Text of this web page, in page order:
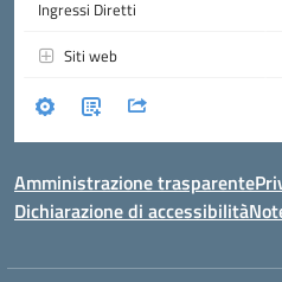
Amministrazione trasparente
Dichiarazione di accessibilità